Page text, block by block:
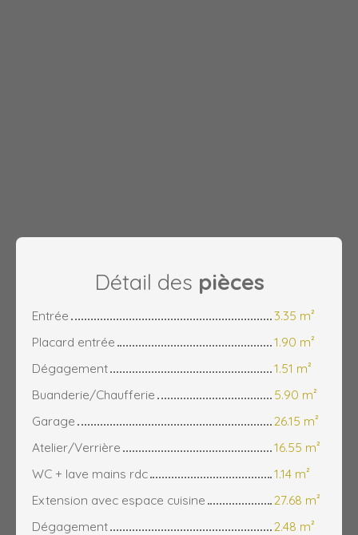
Détail des pièces
Entrée
3.35 m²
Placard entrée
1.90 m²
Dégagement
1.51 m²
Buanderie/Chaufferie
5.90 m²
Garage
26.15 m²
Atelier/Verrière
16.55 m²
WC + lave mains rdc
1.14 m²
Extension avec espace cuisine
27.68 m²
Dégagement
2.48 m²